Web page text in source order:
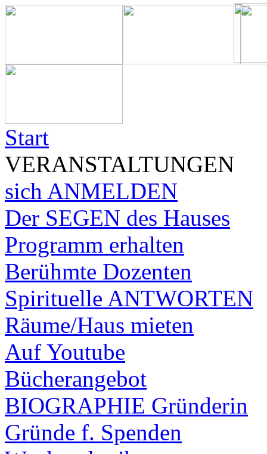
Start
VERANSTALTUNGEN
sich ANMELDEN
Der SEGEN des Hauses
Programm erhalten
Berühmte Dozenten
Spirituelle ANTWORTEN
Räume/Haus mieten
Auf Youtube
Bücherangebot
BIOGRAPHIE Gründerin
Gründe f. Spenden